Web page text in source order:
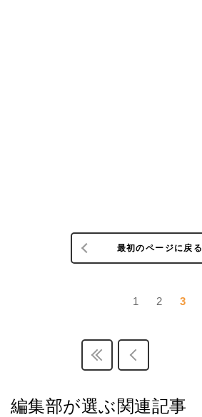
最初のページに戻る
1 2 3
編集部が選ぶ関連記事